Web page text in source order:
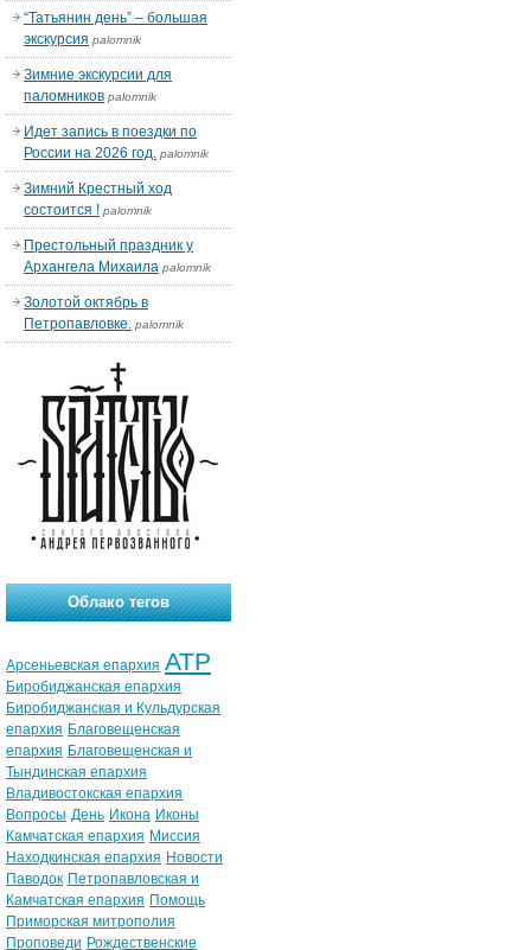
“Татьянин день” – большая
экскурсия palomnik
Зимние экскурсии для
паломников palomnik
Идет запись в поездки по
России на 2026 год. palomnik
Зимний Крестный ход
состоится ! palomnik
Престольный праздник у
Архангела Михаила palomnik
Золотой октябрь в
Петропавловке. palomnik
Облако тегов
Арсеньевская епархия АТР
Биробиджанская епархия
Биробиджанская и Кульдурская
епархия Благовещенская
епархия Благовещенская и
Тындинская епархия
Владивостокская епархия
Вопросы День Икона Иконы
Камчатская епархия Миссия
Находкинская епархия Новости
Паводок Петропавловская и
Камчатская епархия Помощь
Приморская митрополия
Проповеди Рождественские